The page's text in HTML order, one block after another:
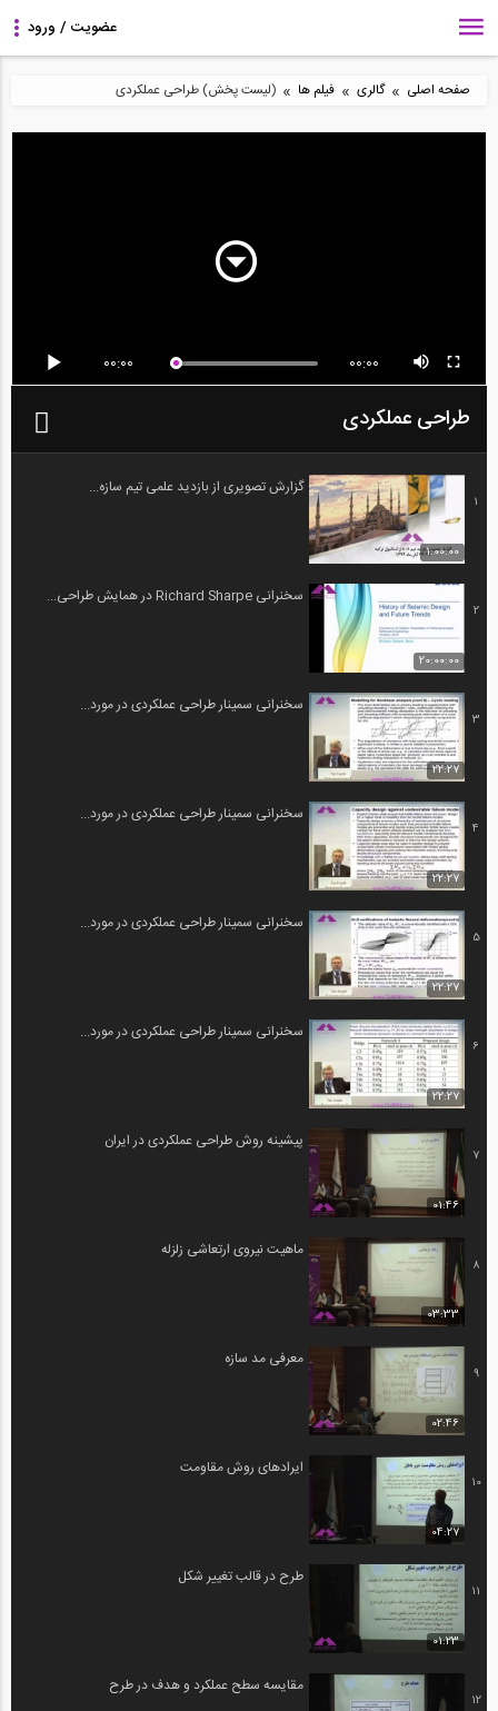
صفحه اصلی » گالری » فیلم ها » (لیست پخش) طراحی عملکردی
00:00 00:00
طراحی عملکردی
1
1:00:00
گزارش تصویری از بازدید علمی تیم سازه...
2
20:00:00
سخنرانی Richard Sharpe در همایش طراحی...
3
22:27
سخنرانی سمینار طراحی عملکردی در مورد...
4
22:27
سخنرانی سمینار طراحی عملکردی در مورد...
5
22:27
سخنرانی سمینار طراحی عملکردی در مورد...
6
22:27
سخنرانی سمینار طراحی عملکردی در مورد...
7
01:46
پیشینه روش طراحی عملکردی در ایران
8
03:33
ماهیت نیروی ارتعاشی زلزله
9
02:46
معرفی مد سازه
10
04:27
ایرادهای روش مقاومت
11
01:23
طرح در قالب تغییر شکل
12
مقایسه سطح عملکرد و هدف در طرح